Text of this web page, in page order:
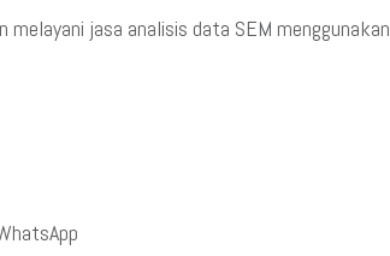
melayani jasa analisis data SEM menggunakan